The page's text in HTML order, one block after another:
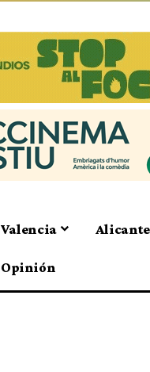
Valencia Alicante
Opinión